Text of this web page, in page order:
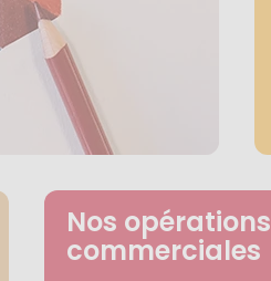
Nos opérations
commerciales